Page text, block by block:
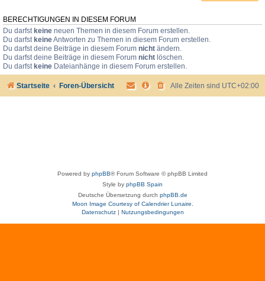
BERECHTIGUNGEN IN DIESEM FORUM
Du darfst keine neuen Themen in diesem Forum erstellen.
Du darfst keineAntworten zu Themen in diesem Forum erstellen.
Du darfst deine Beiträge in diesem Forum nicht ändern.
Du darfst deine Beiträge in diesem Forum nicht löschen.
Du darfst keine Dateianhänge in diesem Forum erstellen.
Startseite Foren-Übersicht Alle Zeiten sind UTC+02:00
Powered by phpBB® Forum Software © phpBB Limited
Style by phpBB Spain
Deutsche Übersetzung durch phpBB.de
Moon Image Courtesy of Calendrier Lunaire.
Datenschutz| Nutzungsbedingungen